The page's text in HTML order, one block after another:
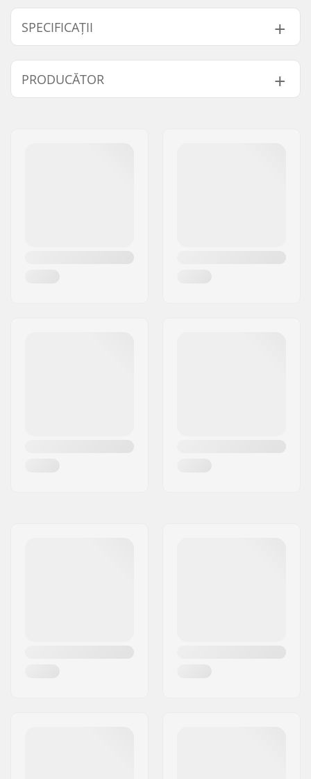
SPECIFICAȚII
Șei:
Pivotal
Lungime Tijă de Șa:
Diametrul tijei șeii de
25.4mm
PRODUCĂTOR